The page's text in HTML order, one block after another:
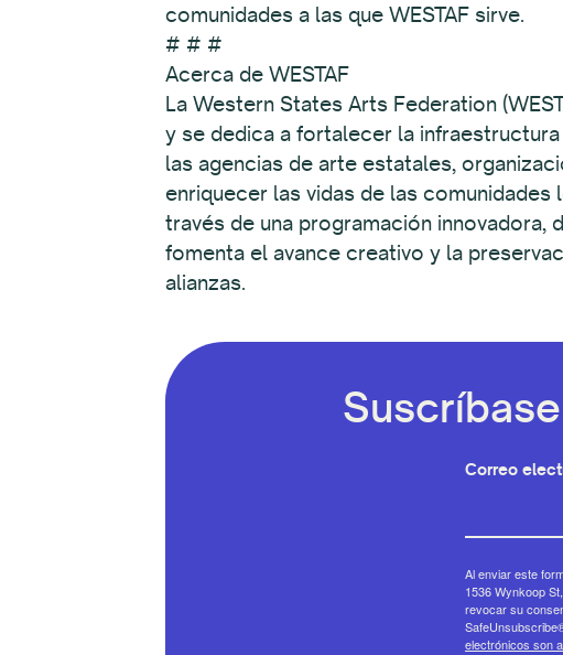
comunidades a las que WESTAF sirve.
# # #
Acerca de WESTAF
La Western States Arts Federation
y se dedica a fortalecer la
las agencias de arte estatales,
enriquecer las vidas de las
través de una programación innovadora,
fomenta el avance creativo y la
alianzas.
Correo
Al enviar este
1536 Wynkoop
revocar su
electrónicos son